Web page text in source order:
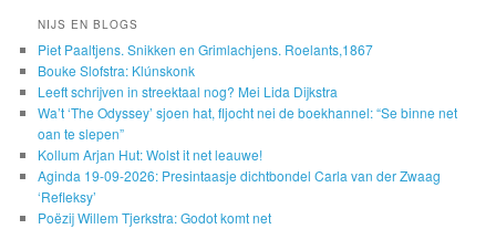
NIJS EN BLOGS
Piet Paaltjens. Snikken en Grimlachjens. Roelants,1867
Bouke Slofstra: Klúnskonk
Leeft schrijven in streektaal nog? Mei Lida Dijkstra
Wa’t ‘The Odyssey’ sjoen hat, fljocht nei de boekhannel: “Se binne net
oan te slepen”
Kollum Arjan Hut: Wolst it net leauwe!
Aginda 19-09-2026: Presintaasje dichtbondel Carla van der Zwaag
‘Refleksy’
Poëzij Willem Tjerkstra: Godot komt net